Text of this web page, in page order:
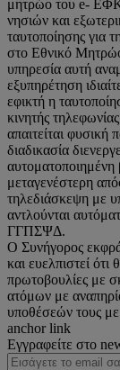
μητρώο του e-
νησιών και
ταυτοποίησης για
στο Εθνικό
υπηρεσία αυτή
εξυπηρέτηση
εφικτή η
κινητής
απαιτείται
διαδικασία
μεταγενέστερη
τηλεδιάσκεψη με
αντλούνται
ΓΓΠΣΨΔ.
Ο Συνήγορος
και ευελπιστεί ότι
πρωτοβουλίες με
ατόμων με
υποθέσεών τους
anchor link
Εγγραφείτε στο